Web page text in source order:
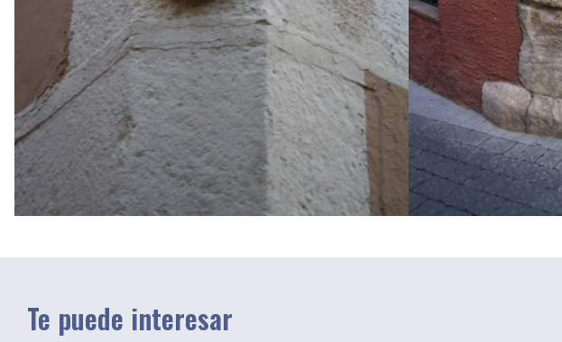
Te puede interesar